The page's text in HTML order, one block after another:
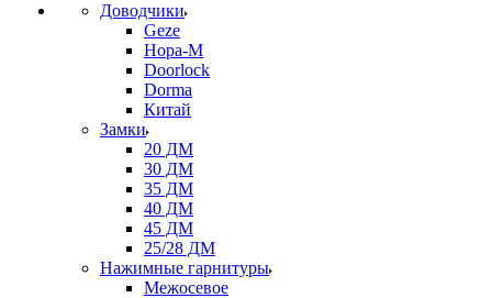
Доводчики
Geze
Нора-М
Doorlock
Dorma
Китай
Замки
20 ДМ
30 ДМ
35 ДМ
40 ДМ
45 ДМ
25/28 ДМ
Нажимные гарнитуры
Межосевое